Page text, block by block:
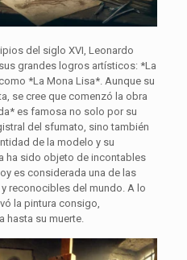
del siglo XVI, Leonardo
grandes logros artísticos: *La
*La Mona Lisa*. Aunque su
se cree que comenzó la obra
es famosa no solo por su
del sfumato, sino también
de la modelo y su
ha sido objeto de incontables
es considerada una de las
reconocibles del mundo. A lo
la pintura consigo,
hasta su muerte.